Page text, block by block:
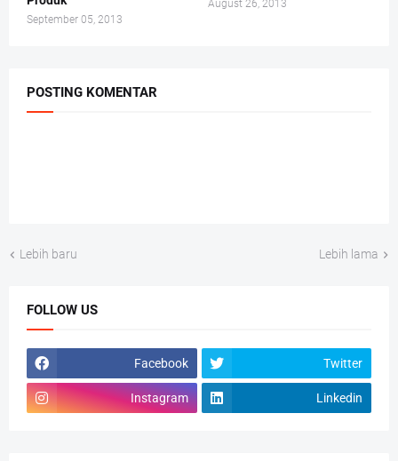
September 05, 2013
August 26, 2013
POSTING KOMENTAR
Lebih baru Lebih lama
FOLLOW US
Facebook Twitter
Instagram Linkedin